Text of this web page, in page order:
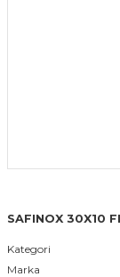
SAFINOX 30X10
Kategori
Marka